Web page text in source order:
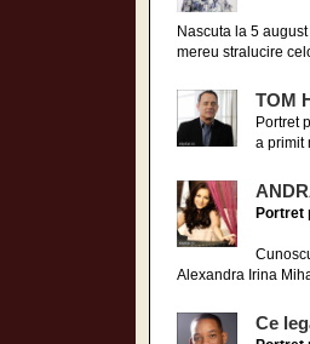
Nascuta la 5
mereu stralucire
TOM
Portret
a primit
Portret
Alexandra Irina
Ce